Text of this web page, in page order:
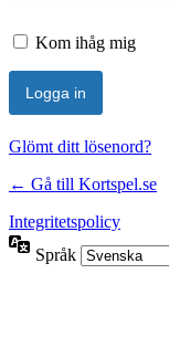
Kom ihåg mig
Glömt ditt lösenord?
← Gå till Kortspel.se
Integritetspolicy
Språk